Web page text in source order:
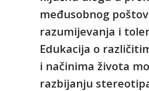
međusobnog
razumijevanja i
Edukacija o
i načinima života
razbijanju